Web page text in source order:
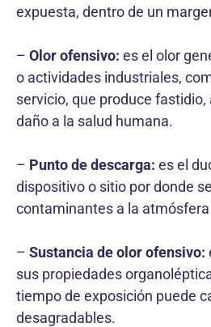
expuesta, dentro de un
– Olor ofensivo: es el olor
o actividades industriales,
servicio, que produce fastidio,
daño a la salud humana.
– Punto de descarga: es el
dispositivo o sitio por donde
contaminantes a la atmósfera
– Sustancia de olor ofensivo:
sus propiedades
tiempo de exposición puede
desagradables.